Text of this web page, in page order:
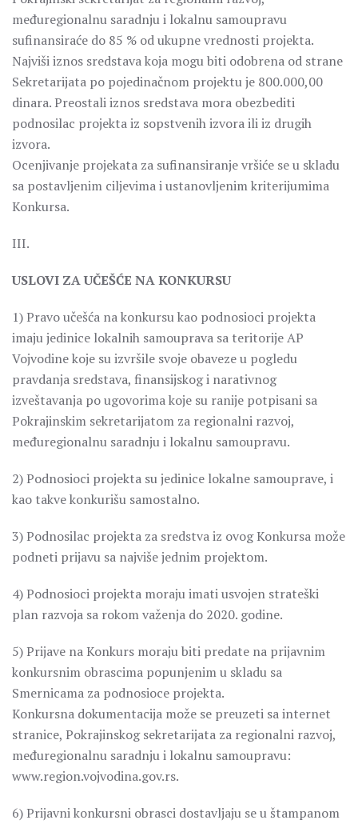
međuregionalnu saradnju i lokalnu samoupravu
sufinansiraće do 85 % od ukupne vrednosti projekta.
Najviši iznos sredstava koja mogu biti odobrena od strane
Sekretarijata po pojedinačnom projektu je 800.000,00
dinara. Preostali iznos sredstava mora obezbediti
podnosilac projekta iz sopstvenih izvora ili iz drugih
izvora.
Ocenjivanje projekata za sufinansiranje vršiće se u skladu
sa postavljenim ciljevima i ustanovljenim kriterijumima
Konkursa.
III.
USLOVI ZA UČEŠĆE NA KONKURSU
1) Pravo učešća na konkursu kao podnosioci projekta
imaju jedinice lokalnih samouprava sa teritorije AP
Vojvodine koje su izvršile svoje obaveze u pogledu
pravdanja sredstava, finansijskog i narativnog
izveštavanja po ugovorima koje su ranije potpisani sa
Pokrajinskim sekretarijatom za regionalni razvoj,
međuregionalnu saradnju i lokalnu samoupravu.
2) Podnosioci projekta su jedinice lokalne samouprave, i
kao takve konkurišu samostalno.
3) Podnosilac projekta za sredstva iz ovog Konkursa može
podneti prijavu sa najviše jednim projektom.
4) Podnosioci projekta moraju imati usvojen strateški
plan razvoja sa rokom važenja do 2020. godine.
5) Prijave na Konkurs moraju biti predate na prijavnim
konkursnim obrascima popunjenim u skladu sa
Smernicama za podnosioce projekta.
Konkursna dokumentacija može se preuzeti sa internet
stranice, Pokrajinskog sekretarijata za regionalni razvoj,
međuregionalnu saradnju i lokalnu samoupravu:
www.region.vojvodina.gov.rs.
6) Prijavni konkursni obrasci dostavljaju se u štampanom